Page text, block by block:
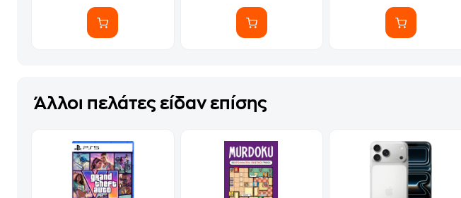
Άλλοι πελάτες είδαν επίσης